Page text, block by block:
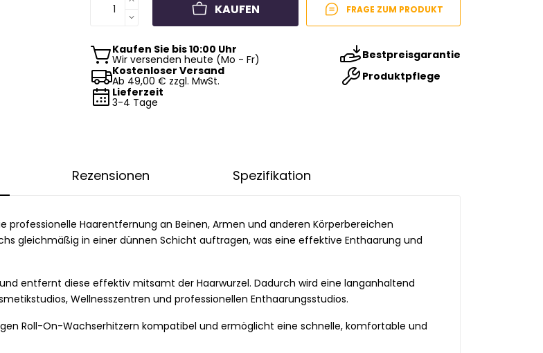
KAUFEN FRAGE ZUM PRODUKT
Kaufen Sie bis 10:00 Uhr
Wir versenden heute (Mo - Fr)
Kostenloser Versand
Ab 49,00 € zzgl. MwSt.
Lieferzeit
3-4 Tage
Bestpreisgarantie
Produktpflege
Rezensionen Spezifikation
professionelle Haarentfernung an Beinen, Armen und anderen Körperbereichen
gleichmäßig in einer dünnen Schicht auftragen, was eine effektive Enthaarung und
entfernt diese effektiv mitsamt der Haarwurzel. Dadurch wird eine langanhaltend
Wellnesszentren und professionellen Enthaarungsstudios.
Roll-On-Wachserhitzern kompatibel und ermöglicht eine schnelle, komfortable und